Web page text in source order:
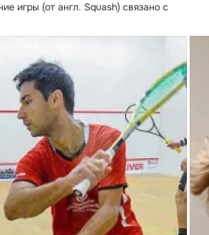
игры (от англ. Squash) связано с
относительно мягкого полого мяча.